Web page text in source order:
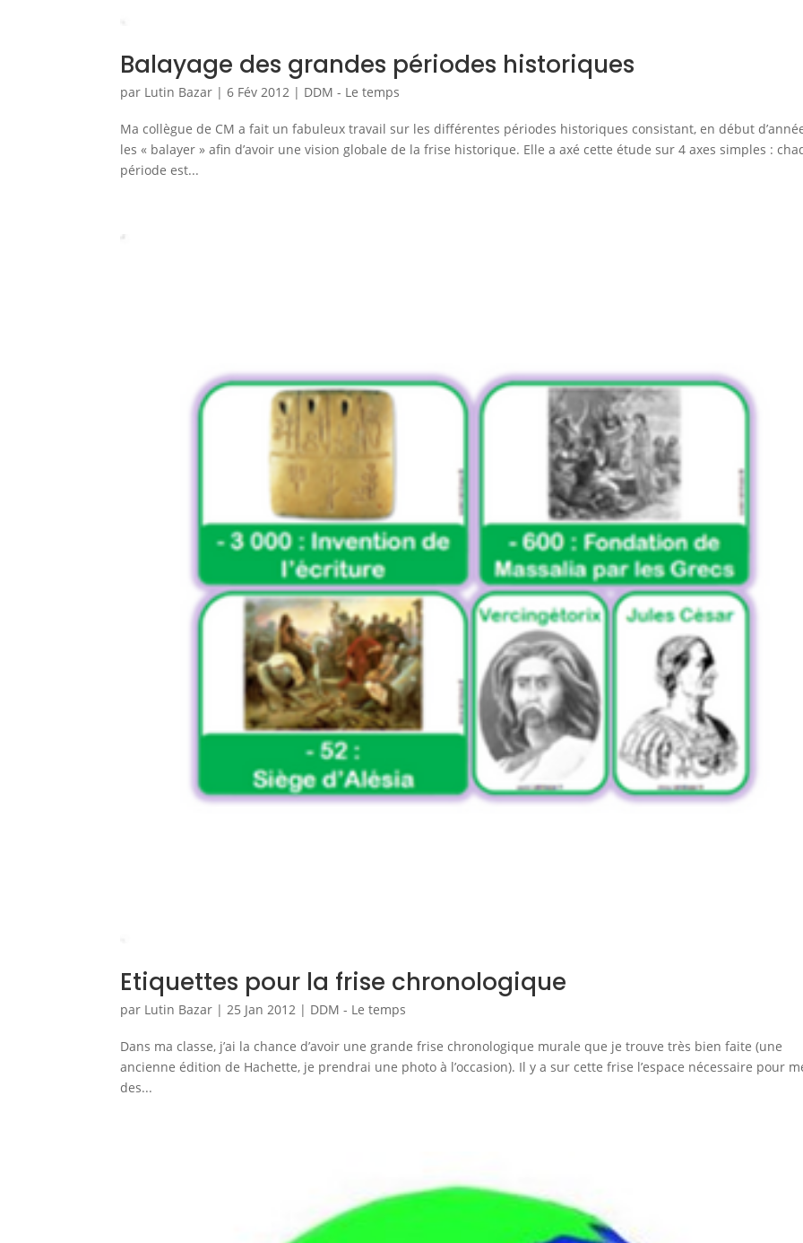
Balayage des grandes périodes historiques
par Lutin Bazar |6 Fév 2012 | DDM - Le temps
Ma collègue de CM a fait un fabuleux travail sur les différentes périodes historiques consistant, en début
les « balayer » afin d’avoir une vision globale de la frise historique. Elle a axé cette étude sur 4 axes simples :
période est...
Etiquettes pour la frise chronologique
par Lutin Bazar |25 Jan 2012 | DDM - Le temps
Dans ma classe, j’ai la chance d’avoir une grande frise chronologique murale que je trouve très bien faite (une
ancienne édition de Hachette, je prendrai une photo à l’occasion). Il y a sur cette frise l’espace nécessaire pour
des...